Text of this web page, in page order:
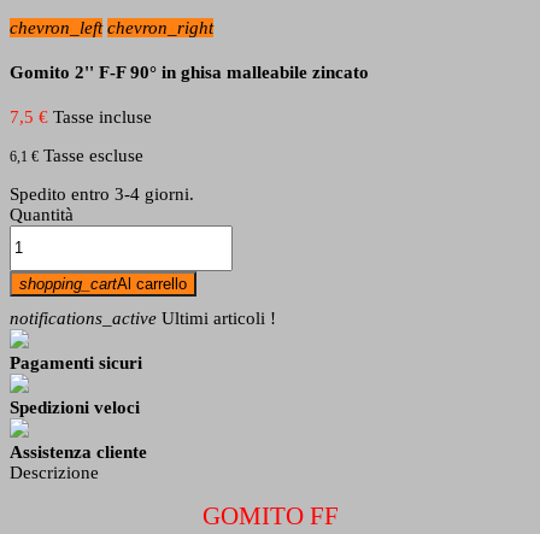
chevron_left chevron_right
Gomito 2'' F-F 90° in ghisa malleabile zincato
7,5 € Tasse incluse
6,1 € Tasse escluse
Spedito entro 3-4 giorni.
Quantità
shopping_cartAl carrello
notifications_active Ultimi articoli !
Pagamenti sicuri
Spedizioni veloci
Assistenza cliente
Descrizione
GOMITO FF